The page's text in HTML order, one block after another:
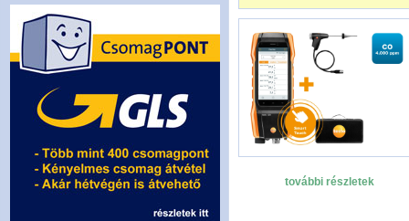
további részletek